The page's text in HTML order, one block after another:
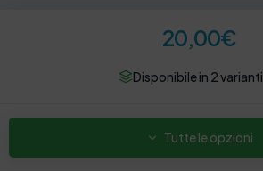
20,00€
Disponibile in 2 varianti
Tutte le opzioni